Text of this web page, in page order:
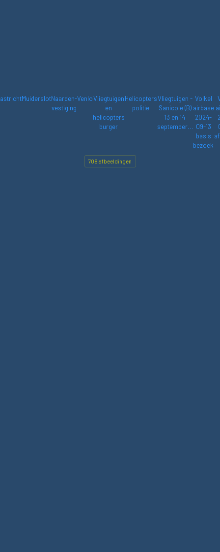
MuiderslotNaarden-
vestiging
VenloVliegtuigen
en
helicopters
burger
Helicopters
politie
Vliegtuigen -
Sanicole (B)
13 en 14
september…
Volkel
airbase
2024-
09-13
basis
bezoek
708 afbeeldingen